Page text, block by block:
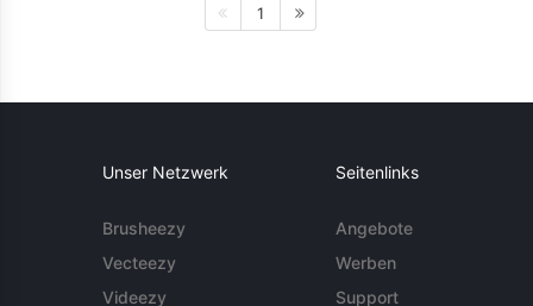
1
Unser Netzwerk
Brusheezy
Vecteezy
Videezy
Seitenlinks
Angebote
Werben
Support